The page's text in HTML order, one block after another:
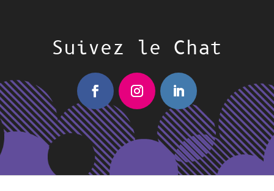
Suivez le Chat